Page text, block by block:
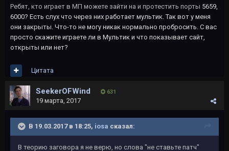
Ребят, кто играет в МП можете зайти на и протестить порты 5659,
6000? Есть слух что через них работает мультик. Так вот у меня
они закрыты. Что-то не могу никак нормально пробросить. С вас
просто скажите играете ли в Мультик и что показывает сайт,
открыты или нет?
Цитата
SeekerOFWind 631
19 марта, 2017
В 19.03.2017 в 18:25, iosa сказал:
В теорию заговора я не верю, но слова "не ставьте патч"